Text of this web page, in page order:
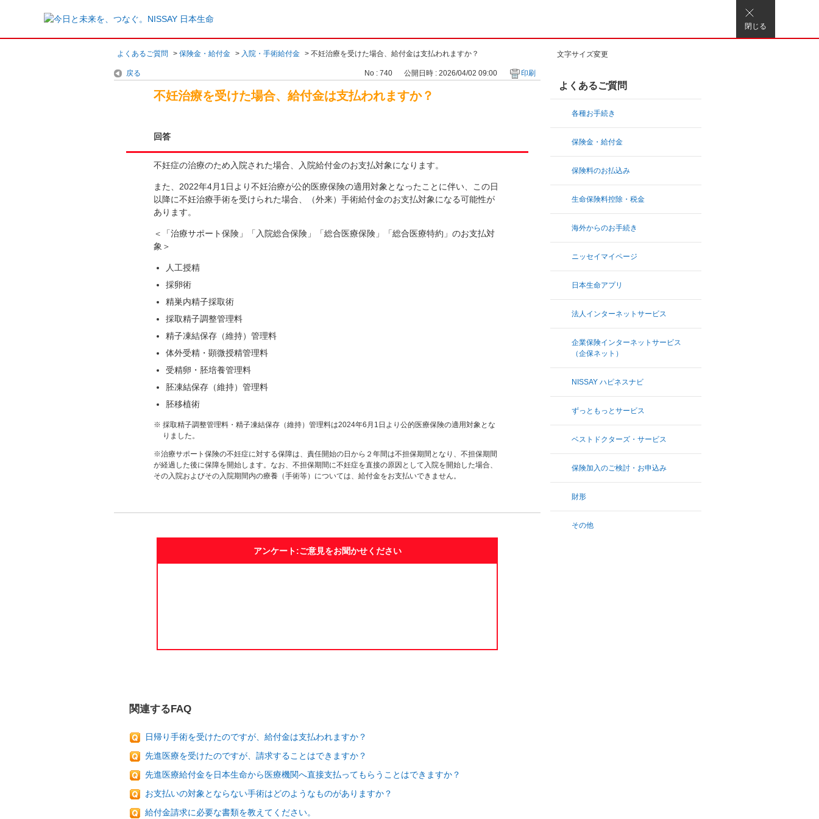
閉じる
文字サイズ変更
よくあるご質問 > 保険金・給付金 > 入院・手術給付金 > 不妊治療を受けた場合、給付金は支払われますか？
よくあるご質問
各種お手続き
保険金・給付金
保険料のお払込み
生命保険料控除・税金
海外からのお手続き
ニッセイマイページ
日本生命アプリ
法人インターネットサービス
企業保険インターネットサービス
（企保ネット）
NISSAY ハピネスナビ
ずっともっとサービス
ベストドクターズ・サービス
保険加入のご検討・お申込み
財形
その他
戻る No : 740 公開日時 : 2026/04/02 09:00 印刷
不妊治療を受けた場合、給付金は支払われますか？
回答
不妊症の治療のため入院された場合、入院給付金のお支払対象になります。
また、2022年4月1日より不妊治療が公的医療保険の適用対象となったことに伴い、この日
以降に不妊治療手術を受けられた場合、（外来）手術給付金のお支払対象になる可能性が
あります。
＜「治療サポート保険」「入院総合保険」「総合医療保険」「総合医療特約」のお支払対
象＞
人工授精
採卵術
精巣内精子採取術
採取精子調整管理料
精子凍結保存（維持）管理料
体外受精・顕微授精管理料
受精卵・胚培養管理料
胚凍結保存（維持）管理料
胚移植術
※ 採取精子調整管理料・精子凍結保存（維持）管理料は2024年6月1日より公的医療保険の適用対象とな
りました。
※治療サポート保険の不妊症に対する保障は、責任開始の日から２年間は不担保期間となり、不担保期間
が経過した後に保障を開始します。なお、不担保期間に不妊症を直接の原因として入院を開始した場合、
その入院およびその入院期間内の療養（手術等）については、給付金をお支払いできません。
アンケート:ご意見をお聞かせください
関連するFAQ
日帰り手術を受けたのですが、給付金は支払われますか？
先進医療を受けたのですが、請求することはできますか？
先進医療給付金を日本生命から医療機関へ直接支払ってもらうことはできますか？
お支払いの対象とならない手術はどのようなものがありますか？
給付金請求に必要な書類を教えてください。